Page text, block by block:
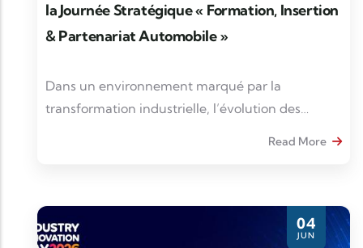
la Journée Stratégique « Formation, Insertion
& Partenariat Automobile »
Dans un environnement marqué par la
transformation industrielle, l’évolution des
Read More
04
JUN